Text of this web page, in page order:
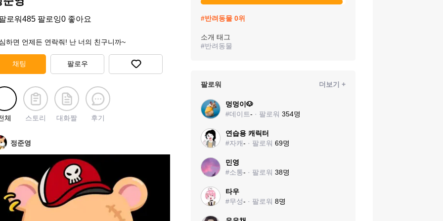
로워485 팔로잉0 좋아요
하면 언제든 연락줘! 난 너의 친구니까~
채팅 팔로우
체 스토리 대화짤 후기
정준영
#반려동물 0위
소개 태그
#반려동물
팔로워 더보기 +
멍멍이🐶
#데이트- · 팔로워 354명
연습용 캐릭터
#자캐- · 팔로워 69명
민영
#소통- · 팔로워 38명
타우
#무성- · 팔로워 8명